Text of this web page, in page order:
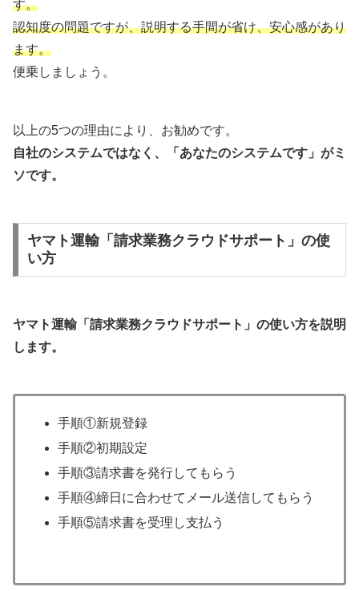
す。
認知度の問題ですが、説明する手間が省け、安心感があり
ます。
便乗しましょう。
以上の5つの理由により、お勧めです。
自社のシステムではなく、「あなたのシステムです」がミ
ソです。
ヤマト運輸「請求業務クラウドサポート」の使
い方
ヤマト運輸「請求業務クラウドサポート」の使い方を説明
します。
手順①新規登録
手順②初期設定
手順③請求書を発行してもらう
手順④締日に合わせてメール送信してもらう
手順⑤請求書を受理し支払う